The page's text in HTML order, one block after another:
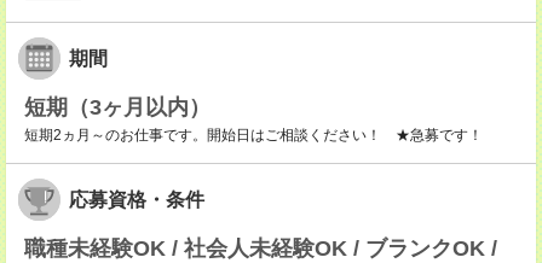
期間
短期（3ヶ月以内）
短期2ヵ月～のお仕事です。開始日はご相談ください！ ★急募です！
応募資格・条件
職種未経験OK / 社会人未経験OK / ブランクOK /